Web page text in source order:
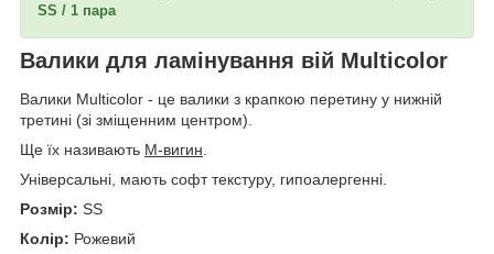
SS / 1 пара
Валики для ламінування вій Multicolor
Валики Multicolor - це валики з крапкою перетину у нижній
третині (зі зміщенним центром).
Ще їх називають М-вигин.
Універсальні, мають софт текстуру, гипоалергенні.
Розмір: SS
Колір: Рожевий